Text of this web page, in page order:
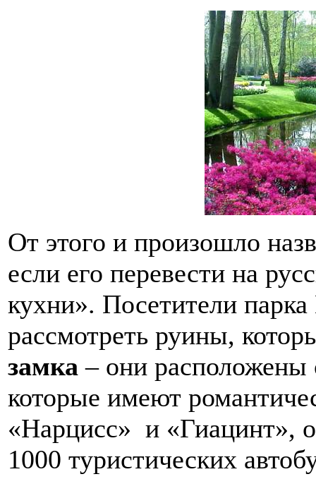
От этого и произошло
если его перевести на
кухни». Посетители
рассмотреть руины,
замка – они расположены
которые имеют
«Нарцисс» и «Гиацинт»,
1000 туристических